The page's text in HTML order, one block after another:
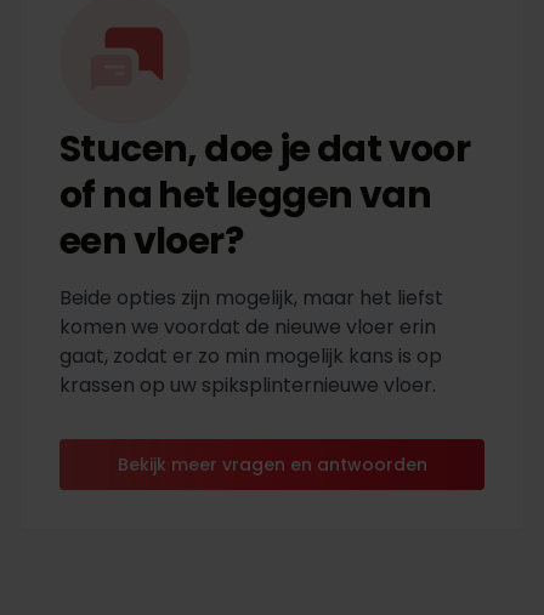
Stucen, doe je dat voor
of na het leggen van
een vloer?
Beide opties zijn mogelijk, maar het liefst
komen we voordat de nieuwe vloer erin
gaat, zodat er zo min mogelijk kans is op
krassen op uw spiksplinternieuwe vloer.
Bekijk meer vragen en antwoorden